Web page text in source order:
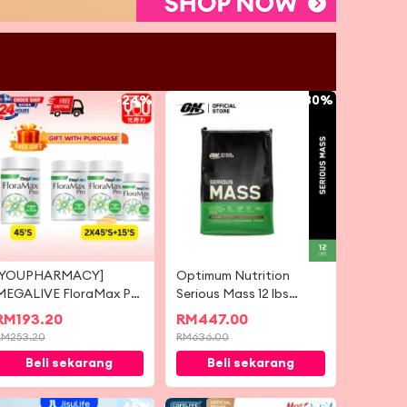
-24%
FloraMax Pro
/ 2X45'S/ 2x45's
15's
193.20
253.20
Beli sekarang
30%
Optimum Nutrition
Serious Mass 12 lbs
Protein
RM 447.00
RM636.00
Beli sekarang